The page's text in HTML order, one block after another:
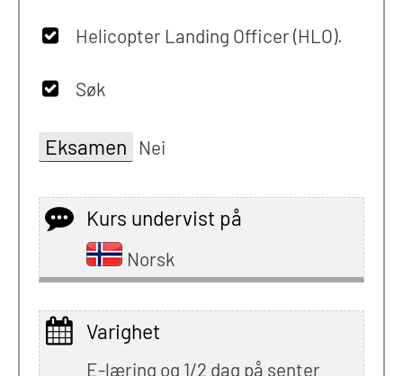
Helicopter Landing Officer (HLO).
Søk
Eksamen Nei
Kurs undervist på
Norsk
Varighet
E-læring og 1/2 dag på senter